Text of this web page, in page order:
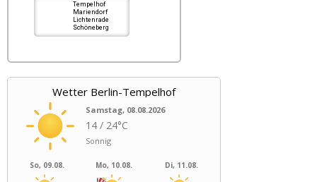
Tempelhof
Mariendorf
Lichtenrade
Schöneberg
Wetter Berlin-Tempelhof
Samstag, 08.08.2026
14 / 24°C
Sonnig
So, 09.08. Mo, 10.08. Di, 11.08.